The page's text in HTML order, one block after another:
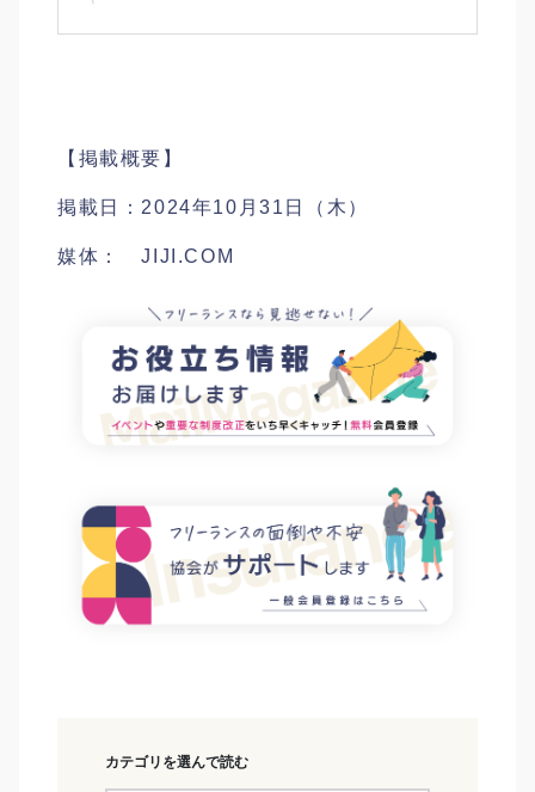
【掲載概要】
掲載日：2024年10月31日（木）
媒体： JIJI.COM
カテゴリを選んで読む